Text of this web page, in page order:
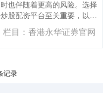
也伴随着更高的风险。选择
股配资平台至关重要，以确
投资收益。 **资金放大：**
栏目： 香港永华证券官网
记录